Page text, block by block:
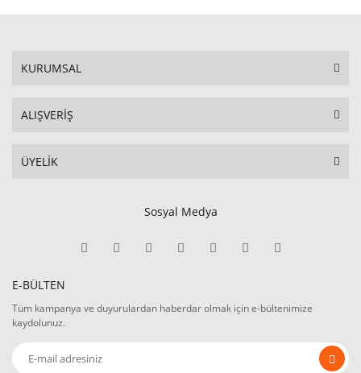
KURUMSAL
ALIŞVERİŞ
ÜYELİK
Sosyal Medya
E-BÜLTEN
Tüm kampanya ve duyurulardan haberdar olmak için e-bültenimize
kaydolunuz.